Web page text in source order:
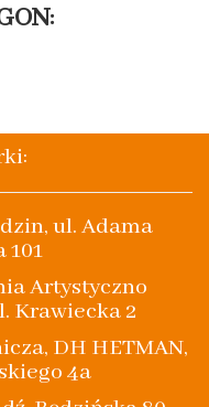
ul. Adama
101
Artystyczno
Krawiecka 2
DH HETMAN,
4a